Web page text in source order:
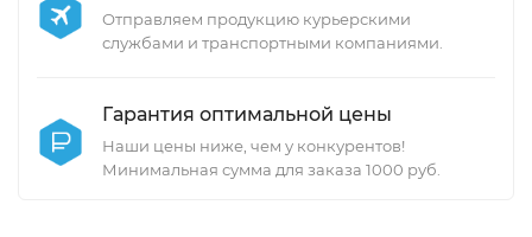
Отправляем продукцию курьерскими
службами и транспортными компаниями.
Гарантия оптимальной цены
Наши цены ниже, чем у конкурентов!
Минимальная сумма для заказа 1000 руб.